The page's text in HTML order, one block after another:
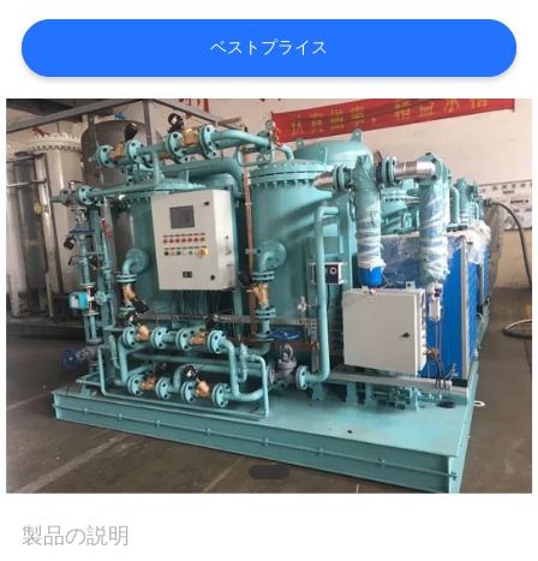
見
学
品
質
管
理
お
問
い
合
ベストプライス
製品の説明